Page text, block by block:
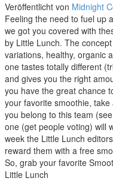
Veröffentlicht von Midnight
Feeling the need to fuel up
we got you covered with
by Little Lunch. The
variations, healthy, organic
one tastes totally different
and gives you the right
you have the great chance
your favorite smoothie,
you belong to this team
one (get people voting) will
week the Little Lunch
reward them with a free
So, grab your favorite
Little Lunch